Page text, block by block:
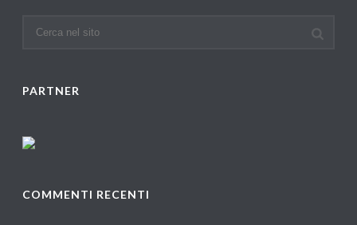
PARTNER
COMMENTI RECENTI